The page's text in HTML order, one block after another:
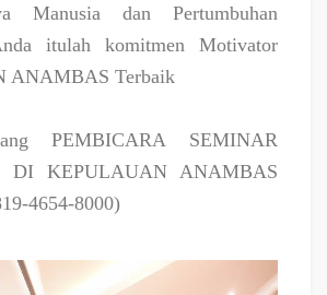
Manusia dan Pertumbuhan
itulah komitmen Motivator
ANAMBAS Terbaik
PEMBICARA SEMINAR
DI KEPULAUAN ANAMBAS
4654-8000)